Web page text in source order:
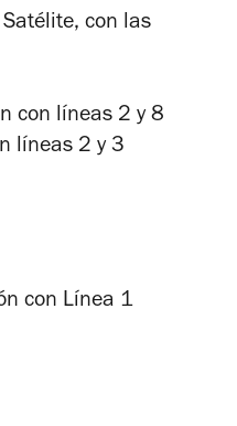
con las
con líneas 2 y 8
líneas 2 y 3
con Línea 1